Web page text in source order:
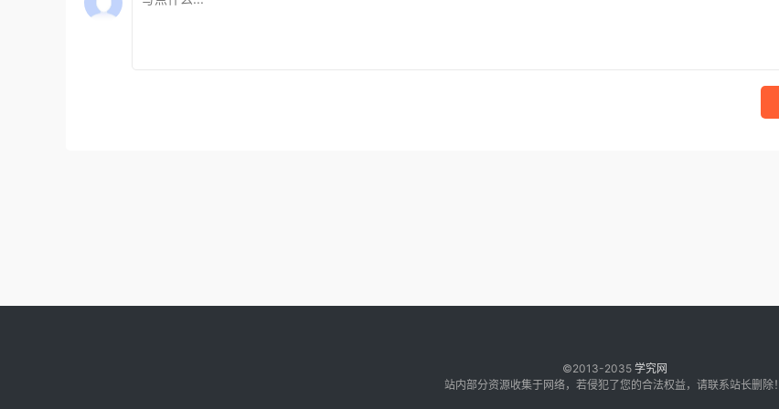
©2013-2035 学究网
站内部分资源收集于网络，若侵犯了您的合法权益，请联系站长删除！